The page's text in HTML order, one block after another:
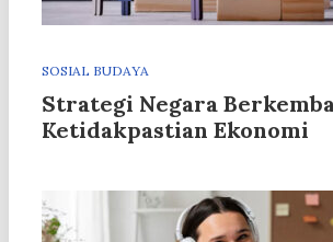
SOSIAL BUDAYA
Strategi Negara
Ketidakpastian Ekonomi